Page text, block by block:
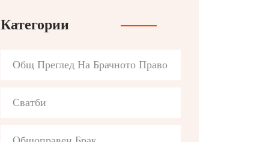
Категории
Общ Преглед На Брачното Право
Сватби